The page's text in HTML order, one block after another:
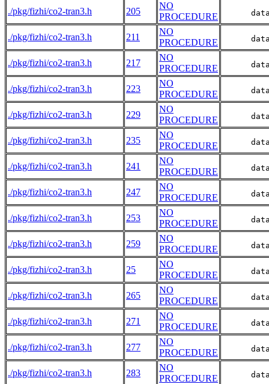
./pkg/fizhi/co2-tran3.h 205
NO
PROCEDURE
./pkg/fizhi/co2-tran3.h 211
NO
PROCEDURE
./pkg/fizhi/co2-tran3.h 217
NO
PROCEDURE
./pkg/fizhi/co2-tran3.h 223
NO
PROCEDURE
./pkg/fizhi/co2-tran3.h 229
NO
PROCEDURE
./pkg/fizhi/co2-tran3.h 235
NO
PROCEDURE
./pkg/fizhi/co2-tran3.h 241
NO
PROCEDURE
./pkg/fizhi/co2-tran3.h 247
NO
PROCEDURE
./pkg/fizhi/co2-tran3.h 253
NO
PROCEDURE
./pkg/fizhi/co2-tran3.h 259
NO
PROCEDURE
./pkg/fizhi/co2-tran3.h 25
NO
PROCEDURE
./pkg/fizhi/co2-tran3.h 265
NO
PROCEDURE
./pkg/fizhi/co2-tran3.h 271
NO
PROCEDURE
./pkg/fizhi/co2-tran3.h 277
NO
PROCEDURE
./pkg/fizhi/co2-tran3.h 283
NO
PROCEDURE